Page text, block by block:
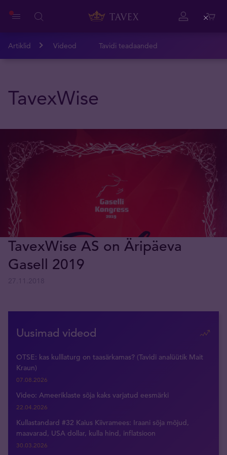
Artiklid Videod Tavidi teadaanded
TavexWise
TavexWise AS on Äripäeva
Gasell 2019
Uusimad videod
OTSE: kas kulllaturg on taasärkamas? (Tavidi analüütik Mait
Kraun)
07.08.2026
Video: Ameeriklaste sõja kaks varjatud eesmärki
22.04.2026
Kullastandard #32 Kaius Kiivramees: Iraani sõja mõjud,
maavarad, USA dollar, kulla hind, inflatsioon
30.03.2026
Close